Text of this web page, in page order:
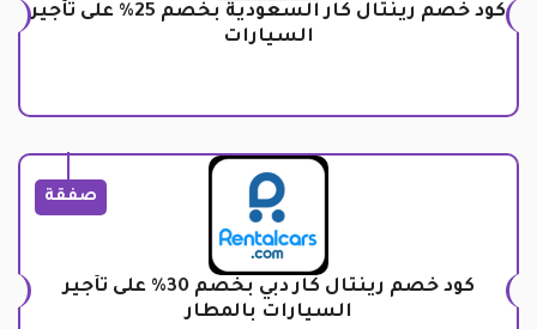
كود خصم رينتال كار السعودية بخصم 25% على تأجير
السيارات
صفقة
كود خصم رينتال كار دبي بخصم 30% على تأجير
السيارات بالمطار